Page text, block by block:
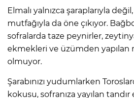
Elmalı yalnızca şaraplarıyla
mutfağıyla da öne çıkıyor.
sofralarda taze peynirler,
ekmekleri ve üzümden yapılan
olmuyor.
Şarabınızı yudumlarken
kokusu, sofranıza yayılan